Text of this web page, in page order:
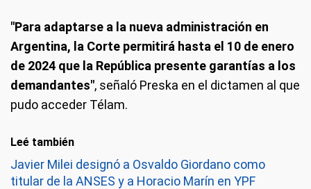
"Para adaptarse a la nueva administración en
Argentina, la Corte permitirá hasta el 10 de enero
de 2024 que la República presente garantías a los
demandantes", señaló Preska en el dictamen al que
pudo acceder Télam.
Leé también
Javier Milei designó a Osvaldo Giordano como
titular de la ANSES y a Horacio Marín en YPF